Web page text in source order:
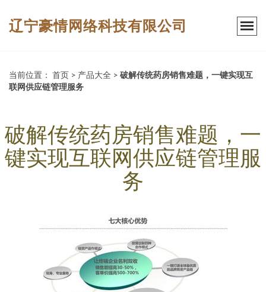
辽宁豪情网络科技有限公司
当前位置： 首页 > 产品大全 > 破解传统药房销售难题，一键实现互
联网供应链管理服务
破解传统药房销售难题，一
键实现互联网供应链管理服
务